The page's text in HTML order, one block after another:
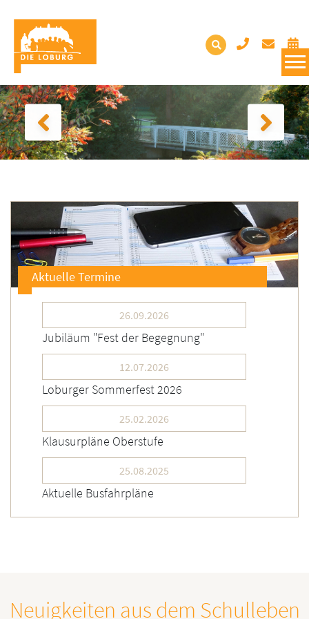
Aktuelle Termine
26.09.2026
Jubiläum "Fest der Begegnung"
12.07.2026
Loburger Sommerfest 2026
25.02.2026
Klausurpläne Oberstufe
25.08.2025
Aktuelle Busfahrpläne
Neuigkeiten aus dem Schulleben